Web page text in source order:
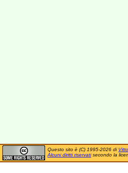
Questo sito è (C) 1995-2026 di
Alcuni diritti riservatisecondo la